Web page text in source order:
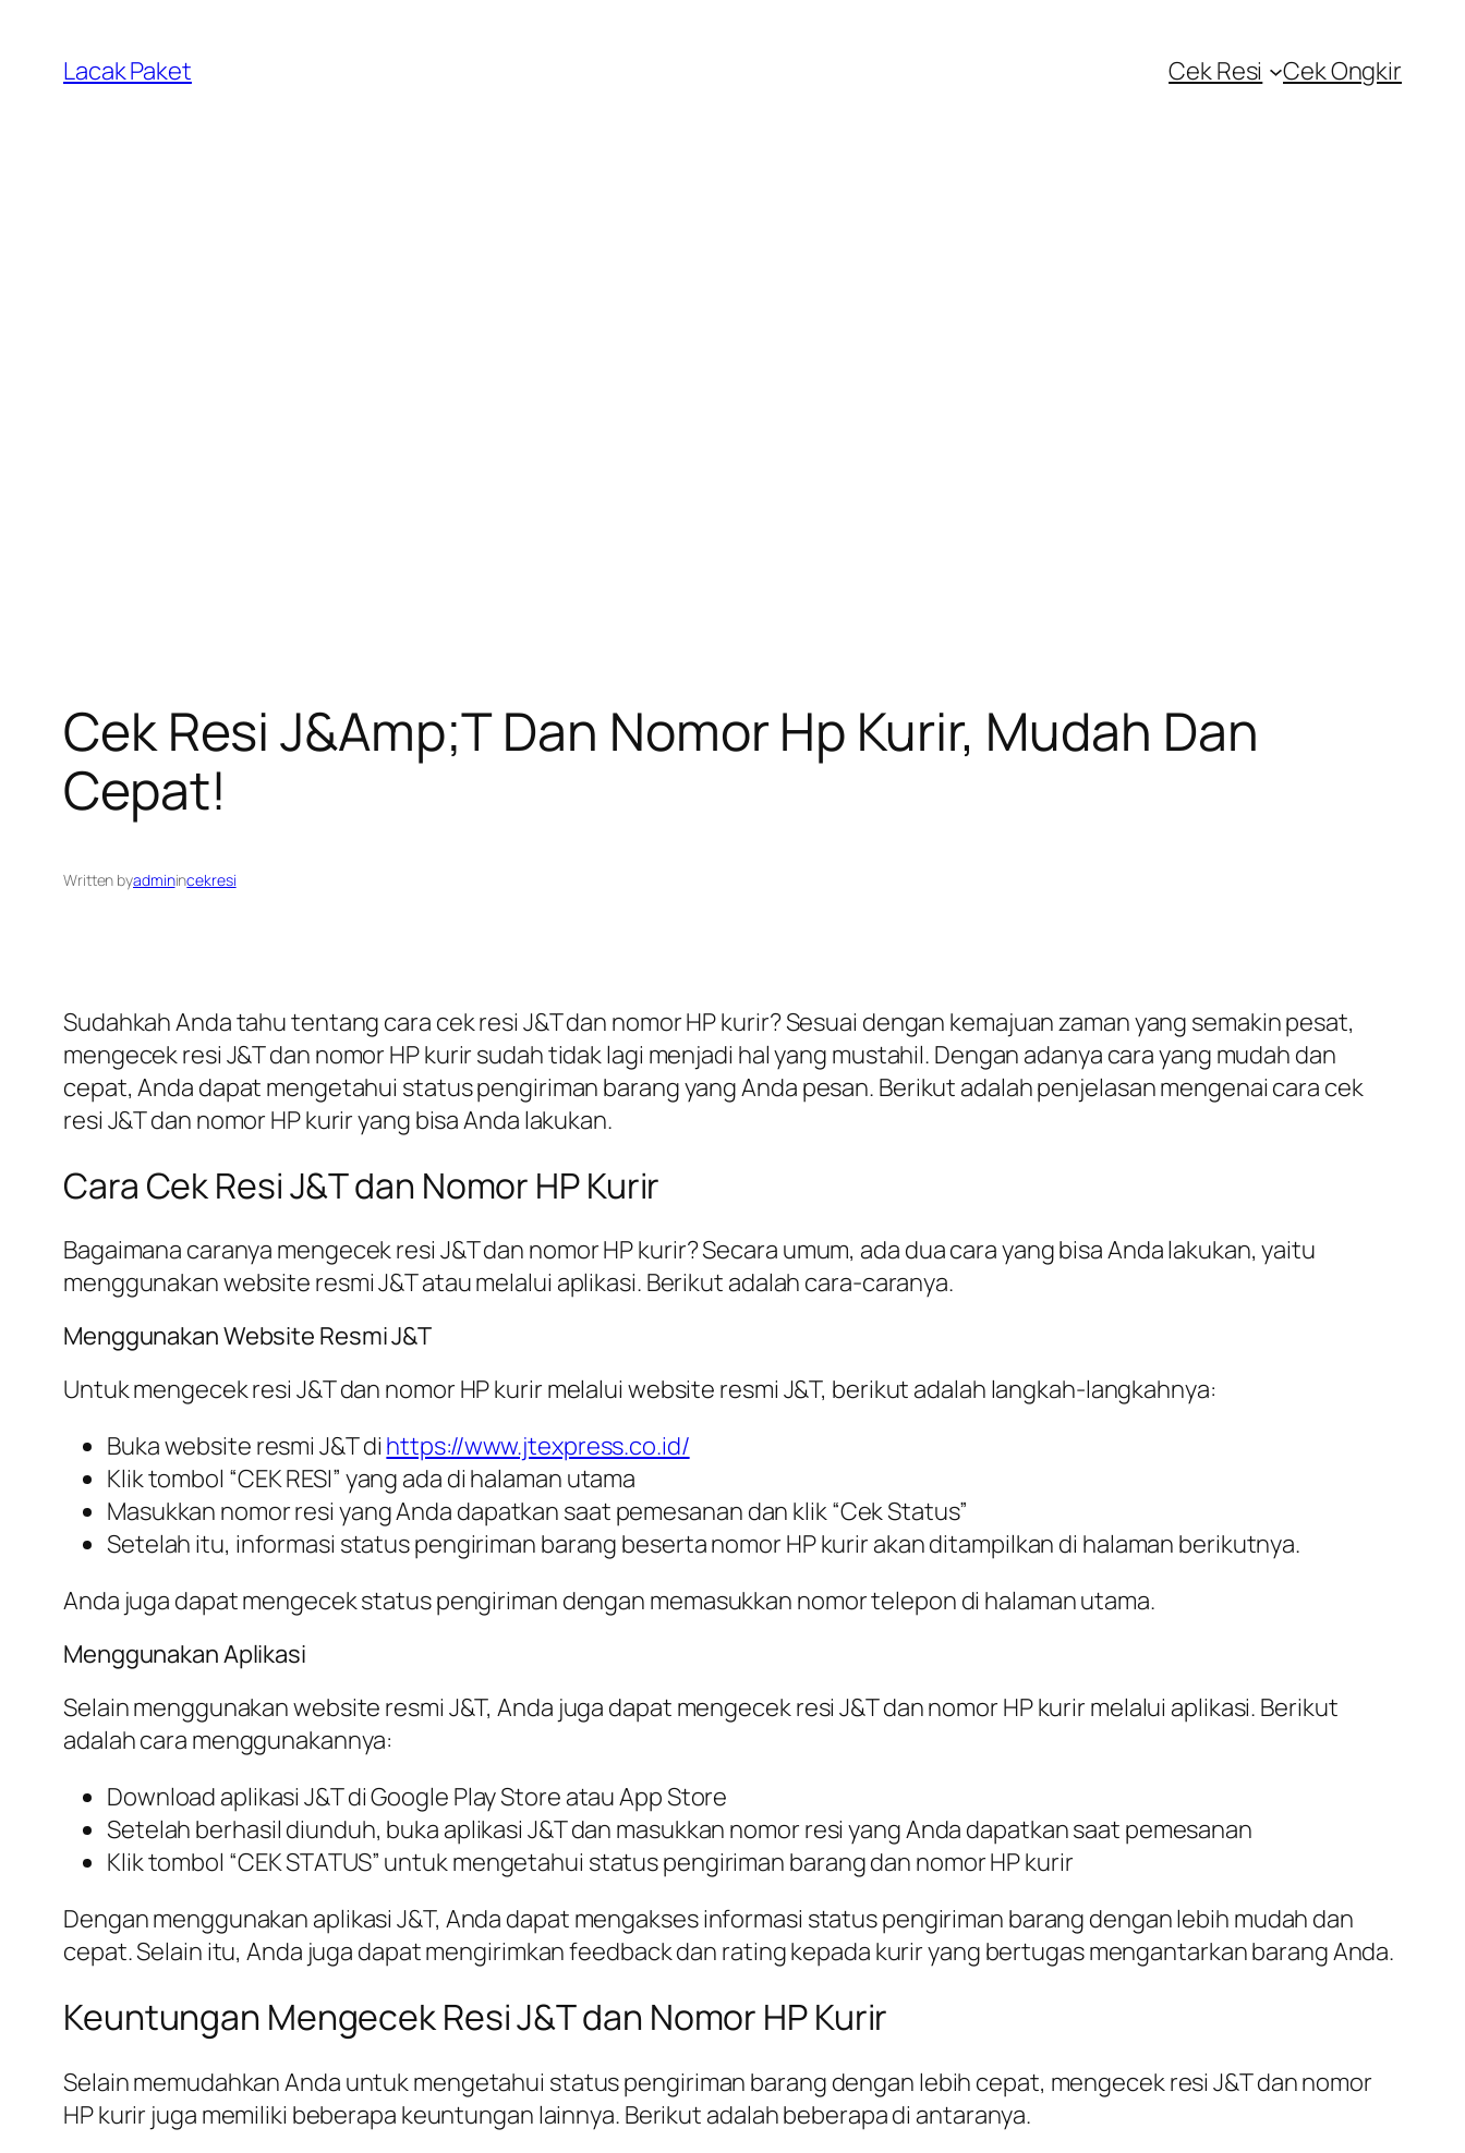
konten
Lacak Paket Cek Resi Cek Ongkir
Cek Resi J&Amp;T Dan Nomor Hp Kurir, Mudah Dan
Cepat!
Written byadminincekresi
Sudahkah Anda tahu tentang cara cek resi J&T dan nomor HP kurir? Sesuai dengan kemajuan zaman yang semakin pesat,
mengecek resi J&T dan nomor HP kurir sudah tidak lagi menjadi hal yang mustahil. Dengan adanya cara yang mudah dan
cepat, Anda dapat mengetahui status pengiriman barang yang Anda pesan. Berikut adalah penjelasan mengenai cara cek
resi J&T dan nomor HP kurir yang bisa Anda lakukan.
Cara Cek Resi J&T dan Nomor HP Kurir
Bagaimana caranya mengecek resi J&T dan nomor HP kurir? Secara umum, ada dua cara yang bisa Anda lakukan, yaitu
menggunakan website resmi J&T atau melalui aplikasi. Berikut adalah cara-caranya.
Menggunakan Website Resmi J&T
Untuk mengecek resi J&T dan nomor HP kurir melalui website resmi J&T, berikut adalah langkah-langkahnya:
Buka website resmi J&T di https://www.jtexpress.co.id/
Klik tombol “CEK RESI” yang ada di halaman utama
Masukkan nomor resi yang Anda dapatkan saat pemesanan dan klik “Cek Status”
Setelah itu, informasi status pengiriman barang beserta nomor HP kurir akan ditampilkan di halaman berikutnya.
Anda juga dapat mengecek status pengiriman dengan memasukkan nomor telepon di halaman utama.
Menggunakan Aplikasi
Selain menggunakan website resmi J&T, Anda juga dapat mengecek resi J&T dan nomor HP kurir melalui aplikasi. Berikut
adalah cara menggunakannya:
Download aplikasi J&T di Google Play Store atau App Store
Setelah berhasil diunduh, buka aplikasi J&T dan masukkan nomor resi yang Anda dapatkan saat pemesanan
Klik tombol “CEK STATUS” untuk mengetahui status pengiriman barang dan nomor HP kurir
Dengan menggunakan aplikasi J&T, Anda dapat mengakses informasi status pengiriman barang dengan lebih mudah dan
cepat. Selain itu, Anda juga dapat mengirimkan feedback dan rating kepada kurir yang bertugas mengantarkan barang Anda.
Keuntungan Mengecek Resi J&T dan Nomor HP Kurir
Selain memudahkan Anda untuk mengetahui status pengiriman barang dengan lebih cepat, mengecek resi J&T dan nomor
HP kurir juga memiliki beberapa keuntungan lainnya. Berikut adalah beberapa di antaranya.